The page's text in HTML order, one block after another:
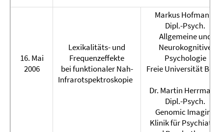
16. Mai
2006
Lexikalitäts- und
Frequenzeffekte
bei funktionaler Nah-
Infrarotspektroskopie
Markus Hofmann,
Dipl.-Psych.
Allgemeine und
Neurokognitive
Psychologie
Freie Universität
Dr. Martin
Dipl.-Psych.
Genomic Imaging
Klinik für Psychiatrie